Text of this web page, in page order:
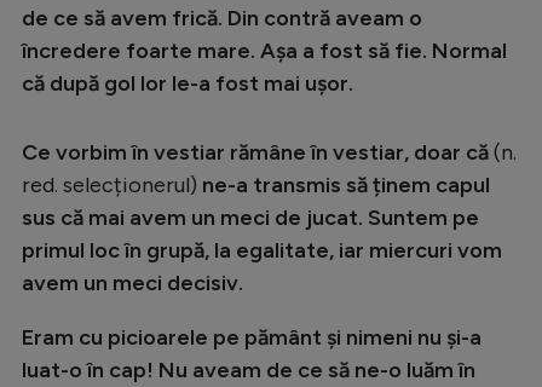
Intră în cont
de ce să avem frică. Din contră aveam o
încredere foarte mare. Așa a fost să fie. Normal
că după gol lor le-a fost mai ușor.
Ce vorbim în vestiar rămâne în vestiar, doar că(n.
red. selecționerul) ne-a transmis să ținem capul
sus că mai avem un meci de jucat. Suntem pe
primul loc în grupă, la egalitate, iar miercuri vom
avem un meci decisiv.
Eram cu picioarele pe pământ și nimeni nu și-a
luat-o în cap! Nu aveam de ce să ne-o luăm în